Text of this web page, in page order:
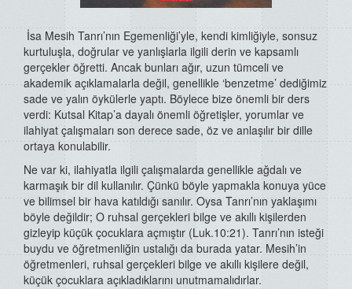
İsa Mesih Tanrı’nın Egemenliği’yle, kendi kimliğiyle, sonsuz
kurtuluşla, doğrular ve yanlışlarla ilgili derin ve kapsamlı
gerçekler öğretti. Ancak bunları ağır, uzun tümceli ve
akademik açıklamalarla değil, genellikle ‘benzetme’ dediğimiz
sade ve yalın öykülerle yaptı. Böylece bize önemli bir ders
verdi: Kutsal Kitap’a dayalı önemli öğretişler, yorumlar ve
ilahiyat çalışmaları son derece sade, öz ve anlaşılır bir dille
ortaya konulabilir.
Ne var ki, ilahiyatla ilgili çalışmalarda genellikle ağdalı ve
karmaşık bir dil kullanılır. Çünkü böyle yapmakla konuya yüce
ve bilimsel bir hava katıldığı sanılır. Oysa Tanrı’nın yaklaşımı
böyle değildir; O ruhsal gerçekleri bilge ve akıllı kişilerden
gizleyip küçük çocuklara açmıştır (Luk.10:21). Tanrı’nın isteği
buydu ve öğretmenliğin ustalığı da burada yatar. Mesih’in
öğretmenleri, ruhsal gerçekleri bilge ve akıllı kişilere değil,
küçük çocuklara açıkladıklarını unutmamalıdırlar.